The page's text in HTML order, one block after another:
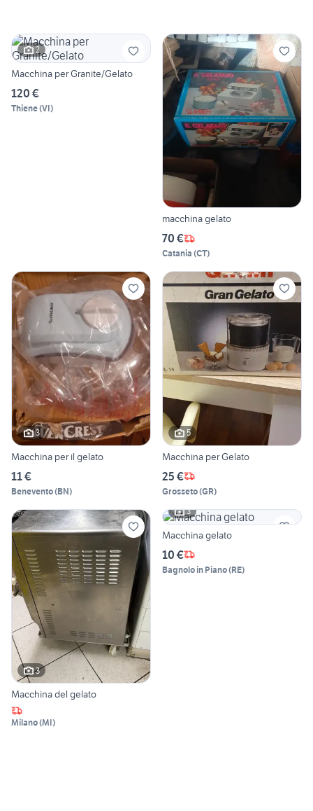
2
Macchina per Granite/Gelato
120 €
Thiene(VI)
macchina gelato
70 €
Catania (CT)
3
Macchina per il gelato
11 €
Benevento(BN)
5
Macchina per Gelato
25 €
Grosseto(GR)
3
Macchina del gelato
Milano(MI)
3
Macchina gelato
10 €
Bagnolo in Piano(RE)